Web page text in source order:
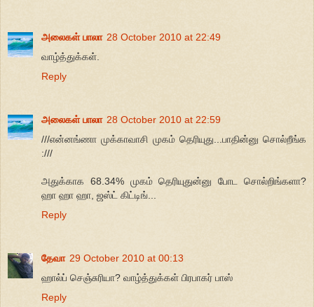
அலைகள் பாலா 28 October 2010 at 22:49
வாழ்த்துக்கள்.
Reply
அலைகள் பாலா 28 October 2010 at 22:59
///என்னங்ணா முக்காவாசி முகம் தெரியுது...பாதின்னு சொல்றீங்க
:///
அதுக்காக 68.34% முகம் தெரியுதுன்னு போட சொல்றிங்களா?
ஹா ஹா ஹா, ஜஸ்ட் கிட்டிங்...
Reply
தேவா 29 October 2010 at 00:13
ஹால்ப் செஞ்சுரியா? வாழ்த்துக்கள் பிரபாகர் பாஸ்
Reply